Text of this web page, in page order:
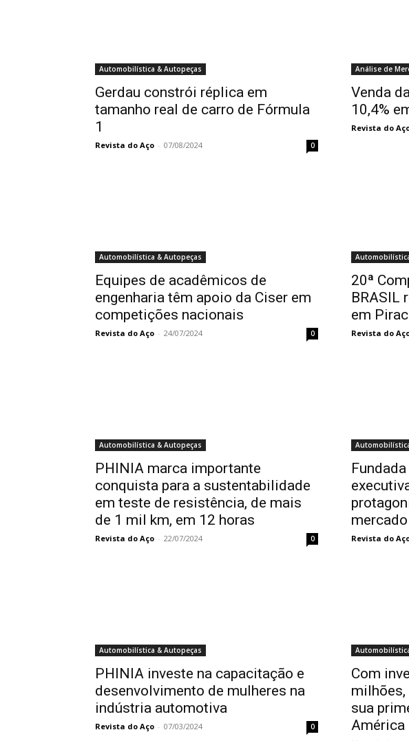
Automobilística & Autopeças
Gerdau constrói réplica em
tamanho real de carro de Fórmula
1
Revista do Aço - 07/08/2024 0
Análise de
Venda
10,4%
Revista do
Automobilística & Autopeças
Equipes de acadêmicos de
engenharia têm apoio da Ciser em
competições nacionais
Revista do Aço - 24/07/2024 0
20ª
BRASIL
em
Revista do
Automobilística & Autopeças
PHINIA marca importante
conquista para a sustentabilidade
em teste de resistência, de mais
de 1 mil km, em 12 horas
Revista do Aço - 22/07/2024 0 Revista do
Automobilística & Autopeças
PHINIA investe na capacitação e
desenvolvimento de mulheres na
indústria automotiva
Revista do Aço - 07/03/2024 0
Com
milhões,
sua
América